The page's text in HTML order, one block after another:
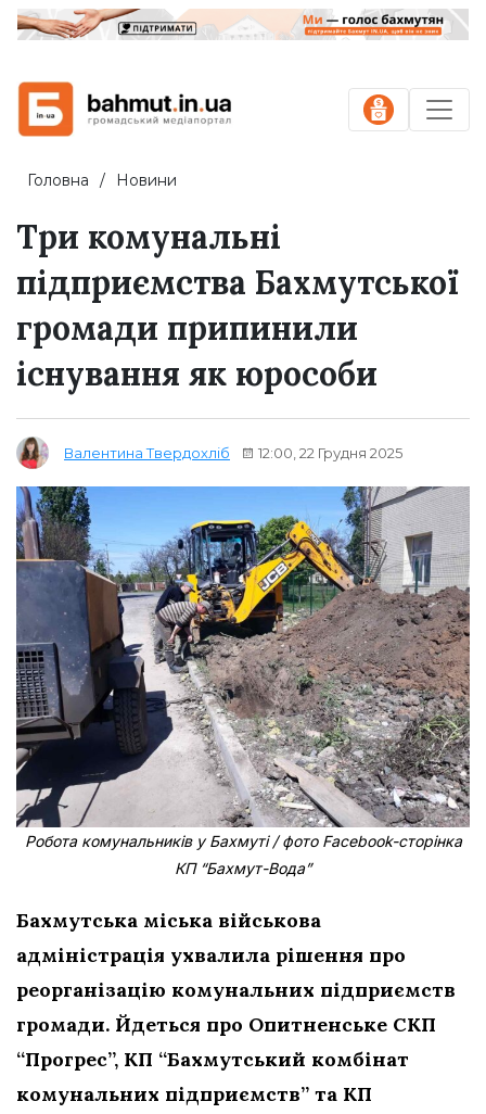
Головна Новини
Три комунальні
підприємства Бахмутської
громади припинили
існування як юрособи
Валентина Твердохліб 12:00, 22 Грудня 2025
Робота комунальників у Бахмуті / фото Facebook-сторінка
КП “Бахмут-Вода”
Бахмутська міська військова
адміністрація ухвалила рішення про
реорганізацію комунальних підприємств
громади. Йдеться про Опитненське СКП
“Прогрес”, КП “Бахмутський комбінат
комунальних підприємств” та КП